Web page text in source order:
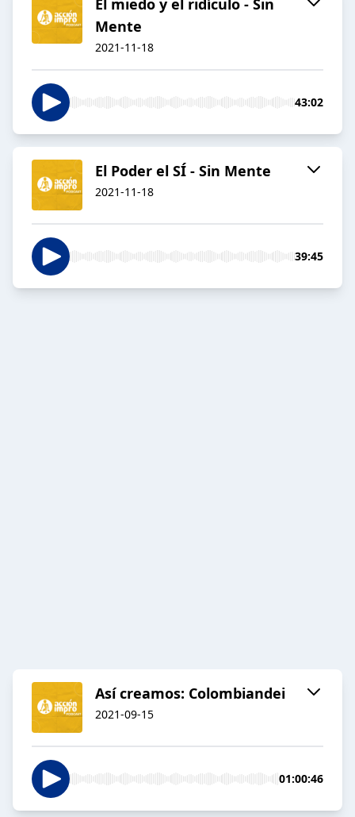
El miedo y el ridículo - Sin
Mente
2021-11-18
43:02
El Poder el SÍ - Sin Mente
2021-11-18
39:45
Así creamos: Colombiandei
2021-09-15
01:00:46